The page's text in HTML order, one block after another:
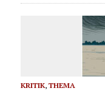
KRITIK, THEMA